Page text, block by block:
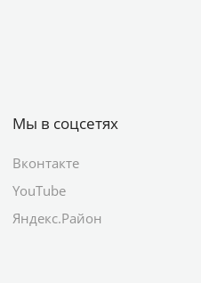
Мы в соцсетях
Вконтакте
YouTube
Яндекс.Район